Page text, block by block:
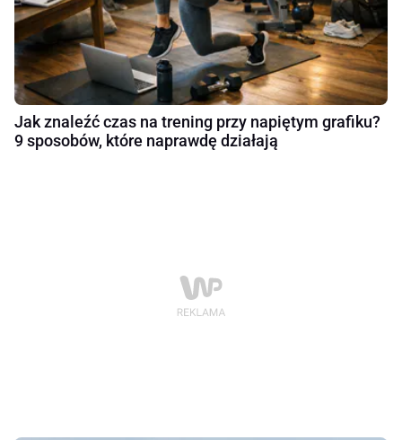
Jak znaleźć czas na trening przy napiętym grafiku?
9 sposobów, które naprawdę działają